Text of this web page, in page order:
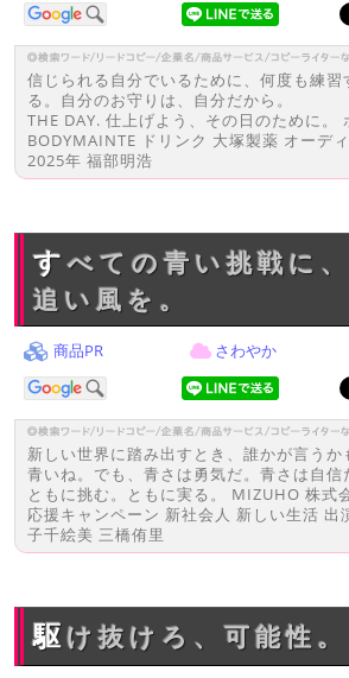
信じられる自分でいるために、何度も練習
る。自分のお守りは、自分だから。
THE DAY. 仕上げよう、その日のために。
BODYMAINTE ドリンク 大塚製薬 オーデ
2025年 福部明浩
すべての青い挑戦に、かつてない
追い風を。
商品PR さわやか
新しい世界に踏み出すとき、誰かが言う
青いね。でも、青さは勇気だ。青さは自信
ともに挑む。ともに実る。 MIZUHO 株式
応援キャンペーン 新社会人 新しい生活 出
子千絵美 三橋侑里
駆け抜けろ、可能性。